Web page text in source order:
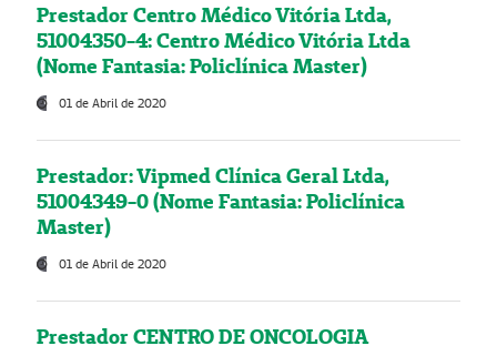
Prestador Centro Médico Vitória Ltda,
51004350-4: Centro Médico Vitória Ltda
(Nome Fantasia: Policlínica Master)
01 de Abril de 2020
Prestador: Vipmed Clínica Geral Ltda,
51004349-0 (Nome Fantasia: Policlínica
Master)
01 de Abril de 2020
Prestador CENTRO DE ONCOLOGIA